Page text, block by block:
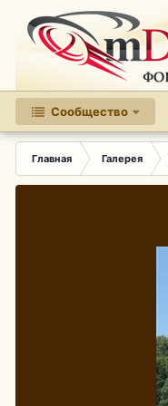
Сообщество
Главная Галерея